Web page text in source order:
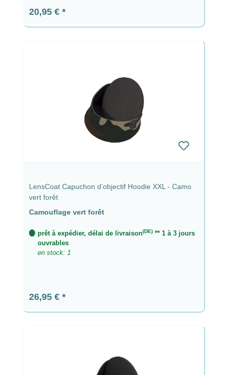
Prix régulier :
20,95 €
LensCoat Capuchon d’objectif Hoodie XXL - Camo
vert forêt
Camouflage vert forêt
prêt à expédier, délai de livraison(DE)** 1 à 3 jours
ouvrables
en stock: 1
Prix régulier :
26,95 €